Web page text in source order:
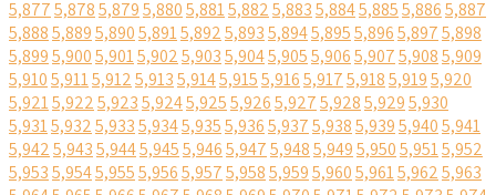
5,8775,8785,8795,8805,8815,8825,8835,8845,8855,8865,887
5,8885,8895,8905,8915,8925,8935,8945,8955,8965,8975,898
5,8995,9005,9015,9025,9035,9045,9055,9065,9075,9085,909
5,9105,9115,9125,9135,9145,9155,9165,9175,9185,9195,920
5,9215,9225,9235,9245,9255,9265,9275,9285,9295,930
5,9315,9325,9335,9345,9355,9365,9375,9385,9395,9405,941
5,9425,9435,9445,9455,9465,9475,9485,9495,9505,9515,952
5,9535,9545,9555,9565,9575,9585,9595,9605,9615,9625,963